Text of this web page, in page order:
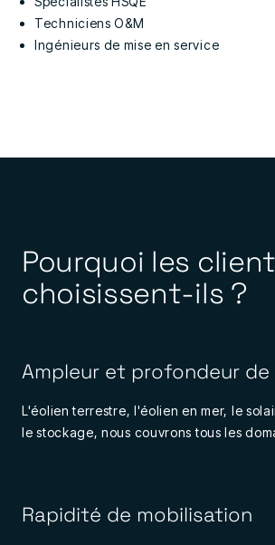
Techniciens O&M
Ingénieurs de mise en service
Pourquoi les
choisissent-ils ?
Ampleur et profondeur
L'éolien terrestre, l'éolien en mer, le
le stockage, nous couvrons tous les
Rapidité de mobilisation